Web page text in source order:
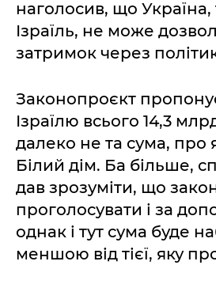
наголосив, що Україна,
Ізраїль, не може
затримок через
Законопроєкт
Ізраїлю всього 14,3
далеко не та сума, про
Білий дім. Ба більше,
дав зрозуміти, що
проголосувати і за
однак і тут сума буде
меншою від тієї, яку